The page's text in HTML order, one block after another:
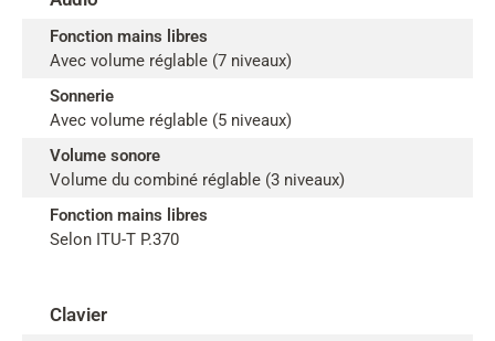
Fonction mains libres
Avec volume réglable (7 niveaux)
Sonnerie
Avec volume réglable (5 niveaux)
Volume sonore
Volume du combiné réglable (3 niveaux)
Fonction mains libres
Selon ITU-T P.370
Clavier